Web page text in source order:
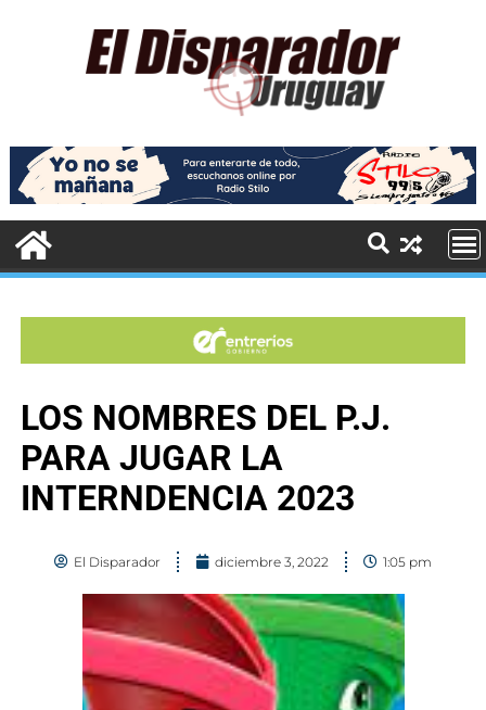
LOS NOMBRES DEL P.J.
PARA JUGAR LA
INTERNDENCIA 2023
El Disparador diciembre 3, 2022 1:05 pm